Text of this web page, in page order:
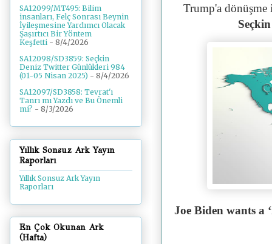
Trump'a
Joe Biden wants a
SA12099/MT495: Bilim
insanları, Felç Sonrası Beynin
İyileşmesine Yardımcı Olacak
Şaşırtıcı Bir Yöntem
Keşfetti - 8/4/2026
SA12098/SD3859: Seçkin
Deniz Twitter Günlükleri 984
(01-05 Nisan 2025) - 8/4/2026
SA12097/SD3858: Tevrat'ı
Tanrı mı Yazdı ve Bu Önemli
mi? - 8/3/2026
Yıllık Sonsuz Ark Yayın
Raporları
Yıllık Sonsuz Ark Yayın
Raporları
En Çok Okunan Ark
(Hafta)